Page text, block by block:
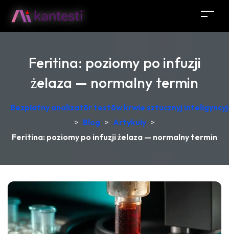
Feritina: poziomy po infuzji
żelaza — normalny termin
Bezpłatny analizatōr testōw krwie sztucznyj
> Blog > Artykuły >
Feritina: poziomy po infuzji żelaza — normalny termin